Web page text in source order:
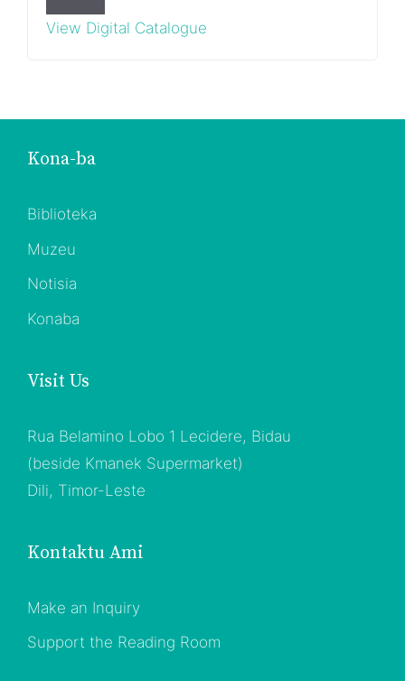
View Digital Catalogue
Kona-ba
Biblioteka
Muzeu
Notisia
Konaba
Visit Us
Rua Belamino Lobo 1 Lecidere, Bidau
(beside Kmanek Supermarket)
Dili, Timor-Leste
Kontaktu Ami
Make an Inquiry
Support the Reading Room